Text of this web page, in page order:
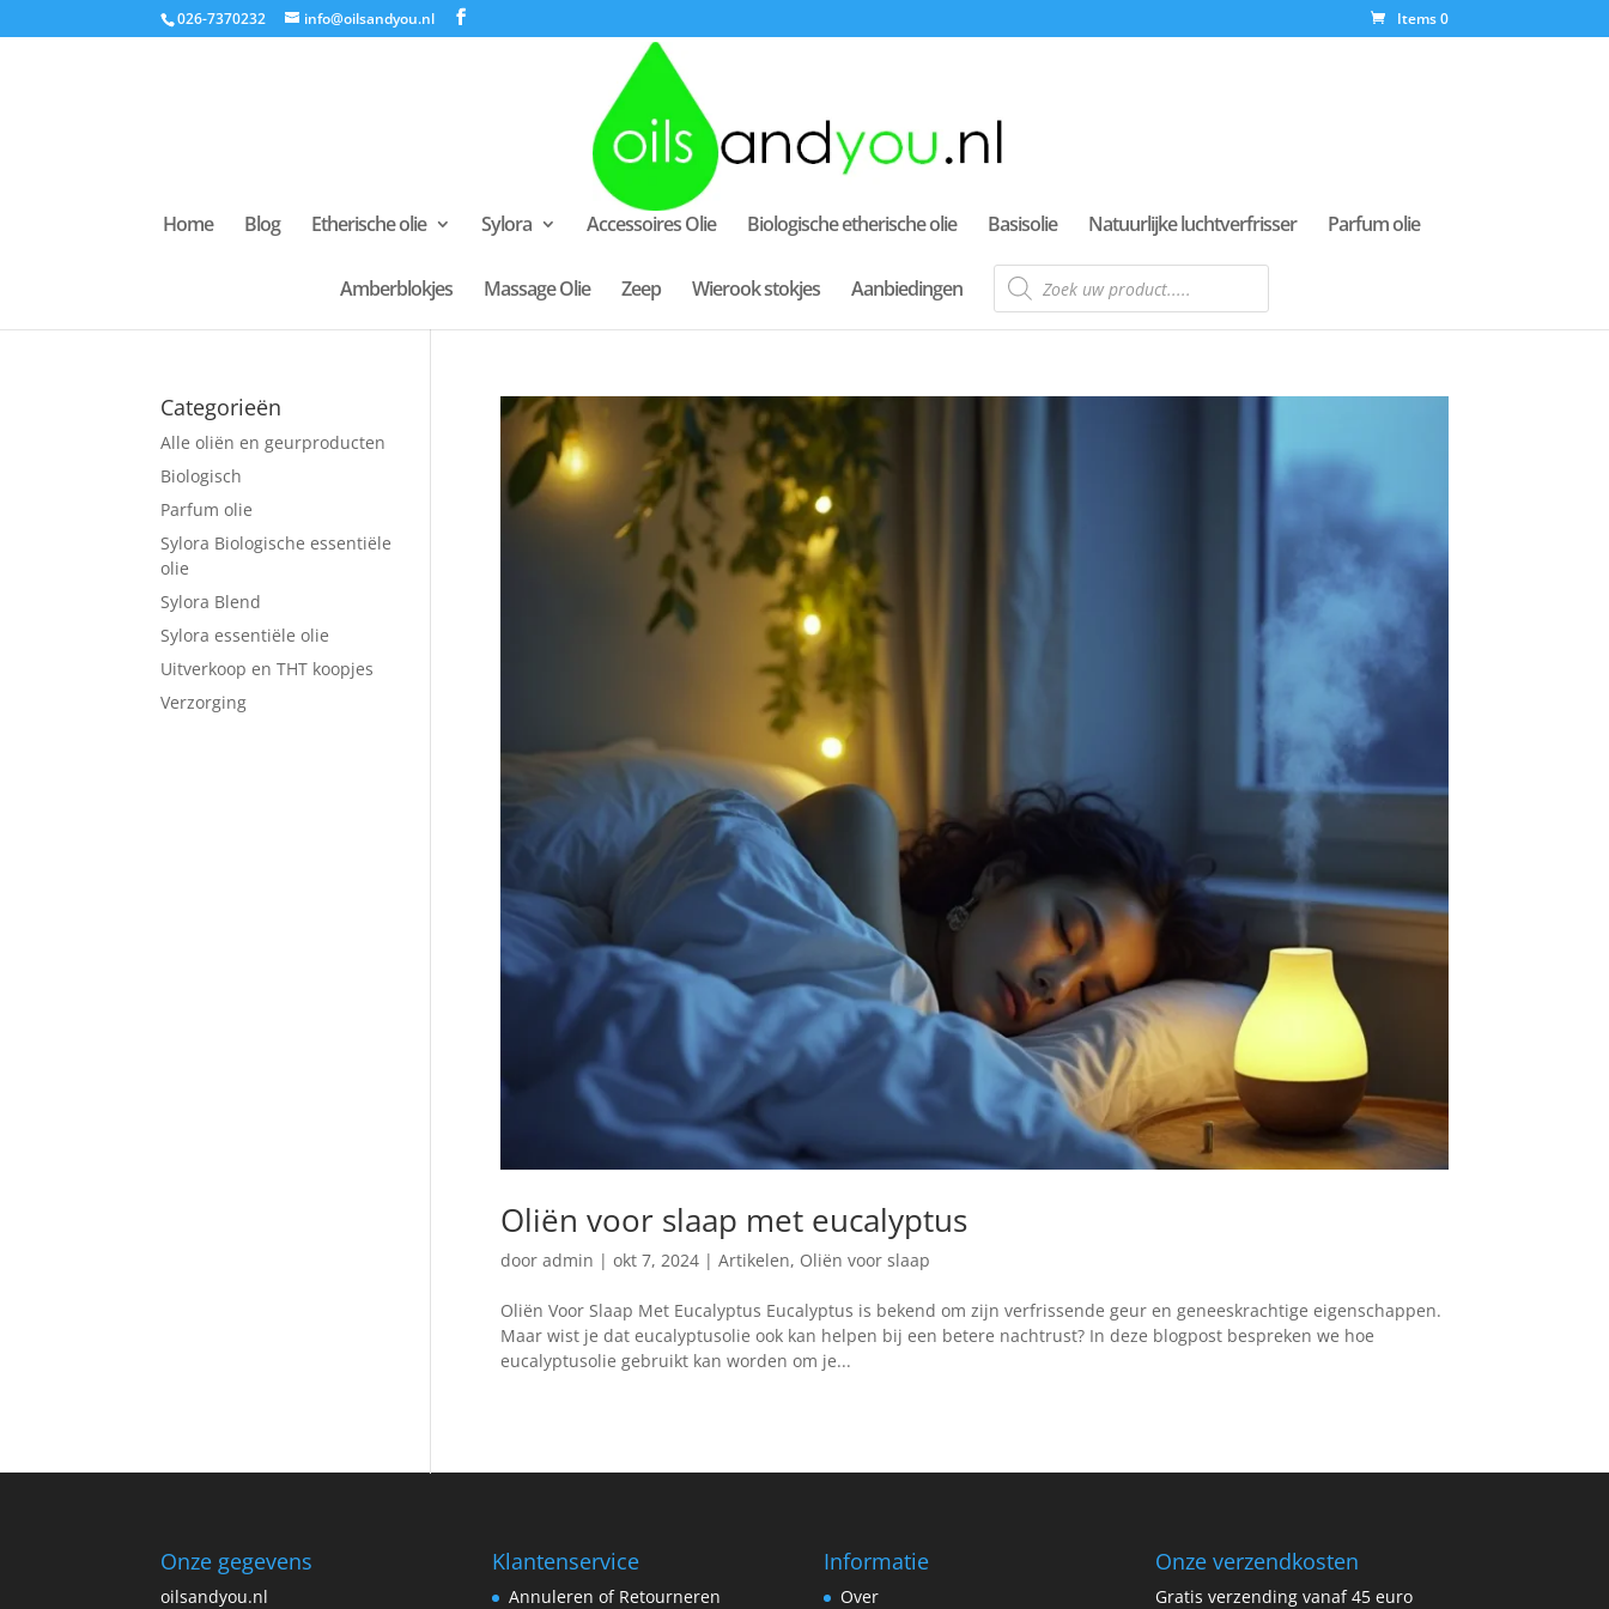
026-7370232 info@oilsandyou.nl Items 0
Home Blog Etherische olie Sylora Accessoires Olie Biologische etherische olie Basisolie Natuurlijke luchtverfrisser Parfum olie
Amberblokjes Massage Olie Zeep Wierook stokjes Aanbiedingen
Producten
zoeken
Oliën voor slaap met eucalyptus
door admin | okt 7, 2024| Artikelen, Oliën voor slaap
Oliën Voor Slaap Met Eucalyptus Eucalyptus is bekend om zijn verfrissende geur en geneeskrachtige eigenschappen.
Maar wist je dat eucalyptusolie ook kan helpen bij een betere nachtrust? In deze blogpost bespreken we hoe
eucalyptusolie gebruikt kan worden om je...
Categorieën
Alle oliën en geurproducten
Biologisch
Parfum olie
Sylora Biologische essentiële
olie
Sylora Blend
Sylora essentiële olie
Uitverkoop en THT koopjes
Verzorging
Onze gegevens
oilsandyou.nl
Klantenservice
Annuleren of Retourneren
Informatie
Over
Onze verzendkosten
Gratis verzending vanaf 45 euro